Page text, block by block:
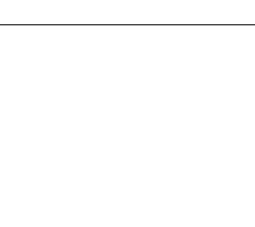
ラムそのままに、日本語で受